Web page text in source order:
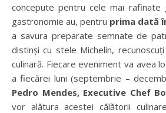
concepute pentru cele mai rafinate
gastronomie au, pentru prima dată
a savura preparate semnate de
distinși cu stele Michelin,
culinară. Fiecare eveniment va avea
a fiecărei luni (septembrie –
Pedro Mendes, Executive Chef
vor alătura acestei călătorii